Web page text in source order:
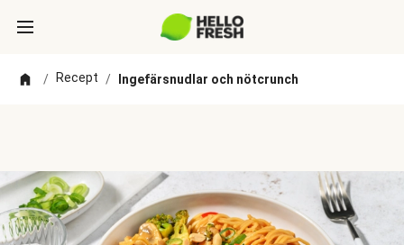
/ Recept / Ingefärsnudlar och nötcrunch